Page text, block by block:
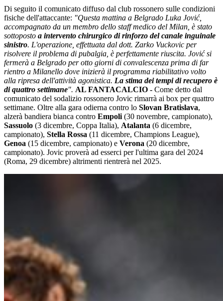
Di seguito il comunicato diffuso dal club rossonero sulle condizioni
fisiche dell'attaccante: "Questa mattina a Belgrado Luka Jović,
accompagnato da un membro dello staff medico del Milan, è stato
sottoposto a intervento chirurgico di rinforzo del canale inguinale
sinistro. L'operazione, effettuata dal dott. Zarko Vuckovic per
risolvere il problema di pubalgia, è perfettamente riuscita. Jović si
fermerà a Belgrado per otto giorni di convalescenza prima di far
rientro a Milanello dove inizierà il programma riabilitativo volto
alla ripresa dell'attività agonistica. La stima dei tempi di recupero è
di quattro settimane". AL FANTACALCIO - Come detto dal
comunicato del sodalizio rossonero Jovic rimarrà ai box per quattro
settimane. Oltre alla gara odierna contro lo Slovan Bratislava,
alzerà bandiera bianca contro Empoli (30 novembre, campionato),
Sassuolo (3 dicembre, Coppa Italia), Atalanta (6 dicembre,
campionato), Stella Rossa (11 dicembre, Champions League),
Genoa (15 dicembre, campionato) e Verona (20 dicembre,
campionato). Jovic proverà ad esserci per l'ultima gara del 2024
(Roma, 29 dicembre) altrimenti rientrerà nel 2025.